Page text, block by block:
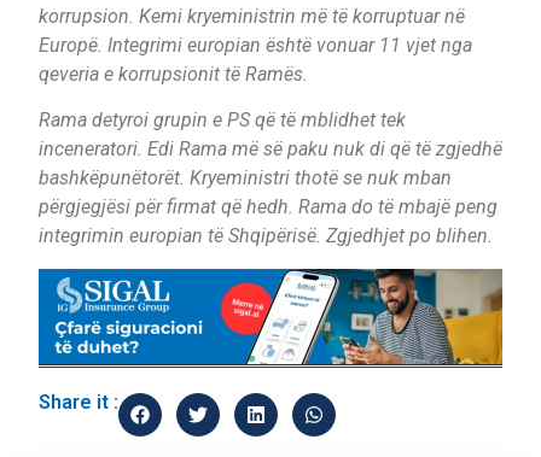
korrupsion. Kemi kryeministrin më të korruptuar në
Europë. Integrimi europian është vonuar 11 vjet nga
qeveria e korrupsionit të Ramës.
Rama detyroi grupin e PS që të mblidhet tek
inceneratori. Edi Rama më së paku nuk di që të zgjedhë
bashkëpunëtorët. Kryeministri thotë se nuk mban
përgjegjësi për firmat që hedh. Rama do të mbajë peng
integrimin europian të Shqipërisë. Zgjedhjet po blihen.
Share it :